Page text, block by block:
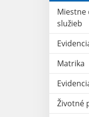
Miestne
služieb
Matrika
Životné